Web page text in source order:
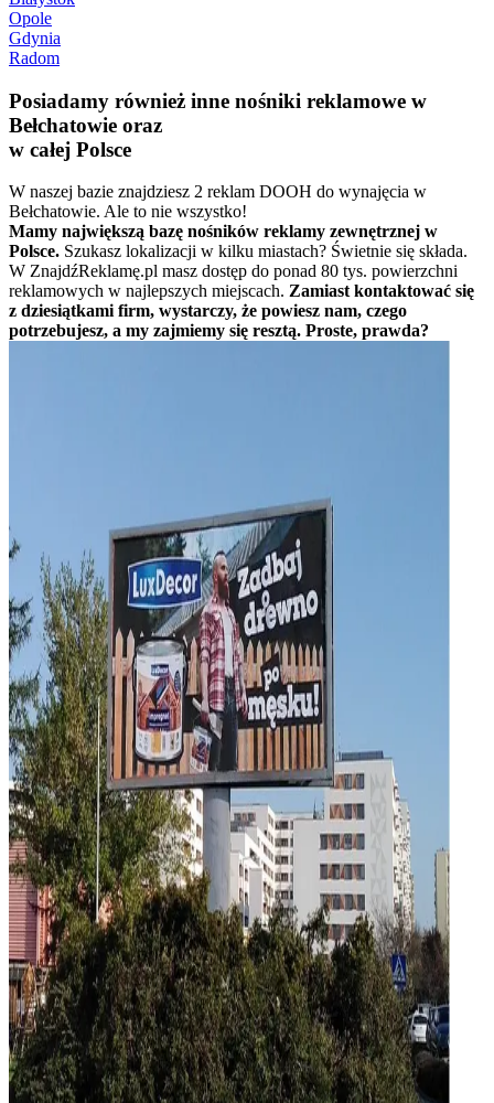
Opole
Gdynia
Radom
Posiadamy również inne nośniki reklamowe w
Bełchatowie oraz
w całej Polsce
W naszej bazie znajdziesz 2 reklam DOOH do wynajęcia w
Bełchatowie. Ale to nie wszystko!
Mamy największą bazę nośników reklamy zewnętrznej w
Polsce. Szukasz lokalizacji w kilku miastach? Świetnie się składa.
W ZnajdźReklamę.pl masz dostęp do ponad 80 tys. powierzchni
reklamowych w najlepszych miejscach. Zamiast kontaktować się
z dziesiątkami firm, wystarczy, że powiesz nam, czego
potrzebujesz, a my zajmiemy się resztą. Proste, prawda?